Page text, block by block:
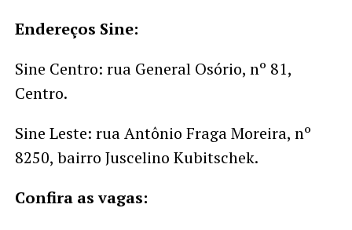
Endereços Sine:
Sine Centro: rua General Osório, nº 81,
Centro.
Sine Leste: rua Antônio Fraga Moreira, nº
8250, bairro Juscelino Kubitschek.
Confira as vagas: